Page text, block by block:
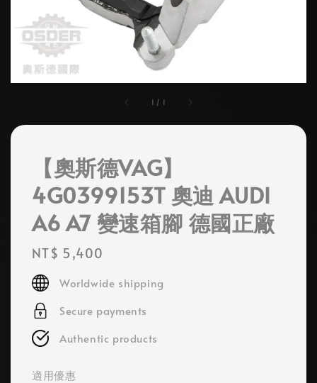
1 / 1
【奧斯德VAG】
4G0399153T 奧迪 AUDI
A6 A7 變速箱腳 德國正廠
Regular
price
NT$ 5,400
Worldwide shipping
Secure payments
Authentic products
適用優惠